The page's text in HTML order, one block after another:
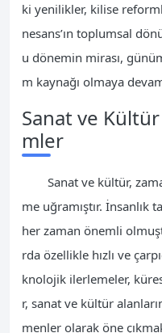
ki yenilikler, kilise
nesans’ın toplumsal
u dönemin mirası,
m kaynağı olmaya
Sanat ve
mler
Sanat ve kültür,
me uğramıştır. İnsanlık
her zaman önemli
rda özellikle hızlı ve
knolojik ilerlemeler,
r, sanat ve kültür
menler olarak öne